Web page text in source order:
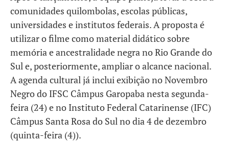
comunidades quilombolas, escolas públicas,
universidades e institutos federais. A proposta é
utilizar o filme como material didático sobre
memória e ancestralidade negra no Rio Grande do
Sul e, posteriormente, ampliar o alcance nacional.
A agenda cultural já inclui exibição no Novembro
Negro do IFSC Câmpus Garopaba nesta segunda-
feira (24) e no Instituto Federal Catarinense (IFC)
Câmpus Santa Rosa do Sul no dia 4 de dezembro
(quinta-feira (4)).